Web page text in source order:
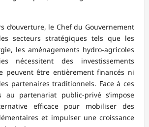
d’ouverture, le Chef du Gouvernement
secteurs stratégiques tels que les
les aménagements hydro-agricoles
nécessitent des investissements
peuvent être entièrement financés ni
partenaires traditionnels. Face à ces
au partenariat public-privé s’impose
efficace pour mobiliser des
et impulser une croissance